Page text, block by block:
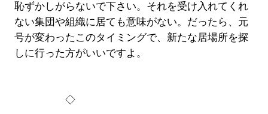
恥ずかしがらないで下さい。それを受け入れてくれ
ない集団や組織に居ても意味がない。だったら、元
号が変わったこのタイミングで、新たな居場所を探
しに行った方がいいですよ。
◇